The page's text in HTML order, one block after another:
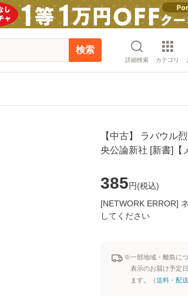
検索
詳細検索 カテゴリ
【中古】 ラバウル
央公論新社 [新書]【
385円(税込)
[NETWORK ERROR]
してください
※一部地域・離島に
表示のお届け予定
ます。（送料・配